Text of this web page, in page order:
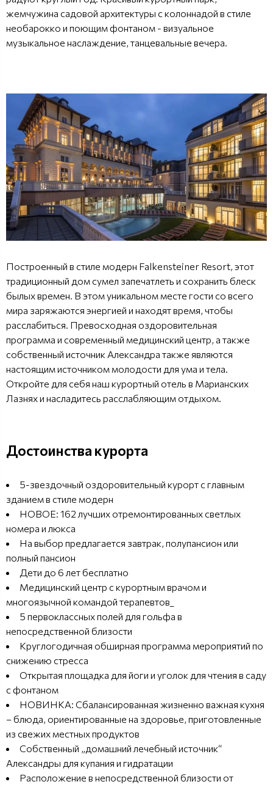
жемчужина садовой архитектуры с колоннадой в стиле
необарокко и поющим фонтаном - визуальное
музыкальное наслаждение, танцевальные вечера.
Построенный в стиле модерн Falkensteiner Resort, этот
традиционный дом сумел запечатлеть и сохранить блеск
былых времен. В этом уникальном месте гости со всего
мира заряжаются энергией и находят время, чтобы
расслабиться. Превосходная оздоровительная
программа и современный медицинский центр, а также
собственный источник Александра также являются
настоящим источником молодости для ума и тела.
Откройте для себя наш курортный отель в Марианских
Лазнях и насладитесь расслабляющим отдыхом.
Достоинства курорта
5-звездочный оздоровительный курорт с главным
зданием в стиле модерн
НОВОЕ: 162 лучших отремонтированных светлых
номера и люкса
На выбор предлагается завтрак, полупансион или
полный пансион
Дети до 6 лет бесплатно
Медицинский центр с курортным врачом и
многоязычной командой терапевтов_
5 первоклассных полей для гольфа в
непосредственной близости
Круглогодичная обширная программа мероприятий по
снижению стресса
Открытая площадка для йоги и уголок для чтения в саду
с фонтаном
НОВИНКА: Сбалансированная жизненно важная кухня
– блюда, ориентированные на здоровье, приготовленные
из свежих местных продуктов
Собственный „домашний лечебный источник“
Александры для купания и гидратации
Расположение в непосредственной близости от